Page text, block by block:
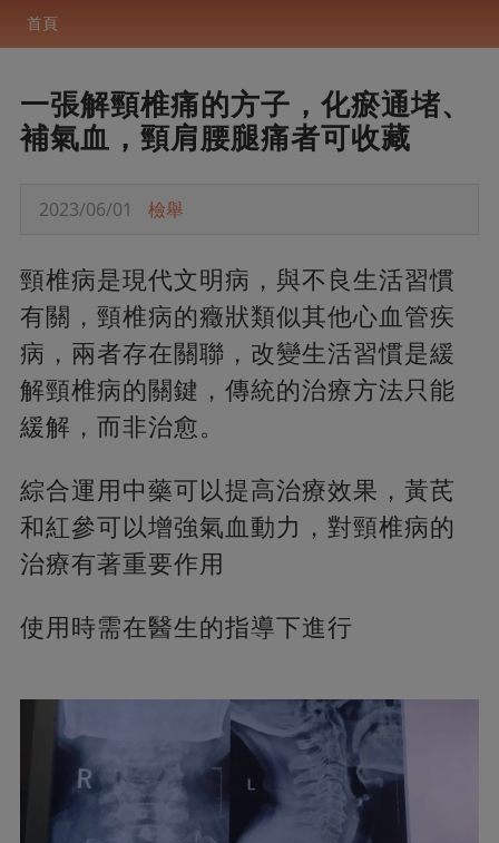
首頁
一張解頸椎痛的方子，化瘀通堵、
補氣血，頸肩腰腿痛者可收藏
2023/06/01 檢舉
頸椎病是現代文明病，與不良生活習慣
有關，頸椎病的癥狀類似其他心血管疾
病，兩者存在關聯，改變生活習慣是緩
解頸椎病的關鍵，傳統的治療方法只能
緩解，而非治愈。
綜合運用中藥可以提高治療效果，黃芪
和紅參可以增強氣血動力，對頸椎病的
治療有著重要作用
使用時需在醫生的指導下進行